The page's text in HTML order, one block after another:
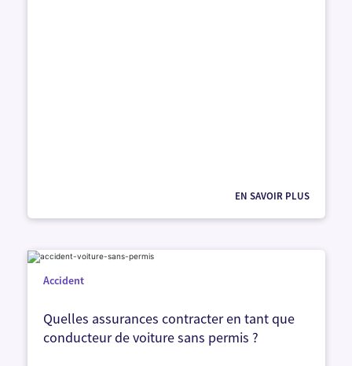
EN SAVOIR PLUS
Accident
Quelles assurances contracter en tant que
conducteur de voiture sans permis ?